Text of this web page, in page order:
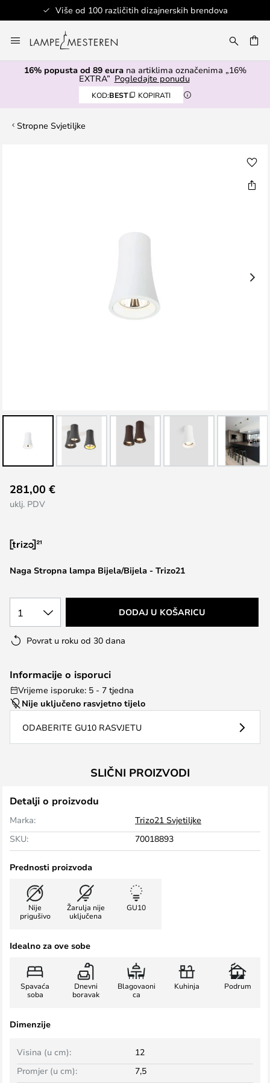
Više od 100 različitih dizajnerskih brendova
to
Content
16% popusta od 89 eurana artiklima označenima „16%
EXTRA” Pogledajte ponudu
KOD:BEST KOPIRATI
Stropne Svjetiljke
to
the
of
the
images
Naga Stropna lampa Bijela/Bijela - Trizo21
281,00 €
uklj. PDV
1 DODAJ U KOŠARICU
Povrat u roku od 30 dana
Informacije o isporuci
Vrijeme isporuke: 5 - 7 tjedna
Nije uključeno rasvjetno tijelo
ODABERITE GU10 RASVJETU
SLIČNI PROIZVODI
Detalji o proizvodu
Marka:
Trizo21 Svjetiljke
SKU:
70018893
Prednosti proizvoda
Nije
prigušivo
Žarulja nije
uključena
GU10
Idealno za ove sobe
Spavaća
soba
Dnevni
boravak
Blagovaoni
ca
Kuhinja Podrum
Dimenzije
Visina (u cm):
12
Promjer (u cm):
7,5